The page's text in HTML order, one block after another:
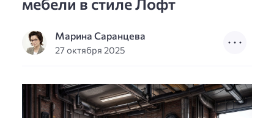
Марина Саранцева
27 октября 2025